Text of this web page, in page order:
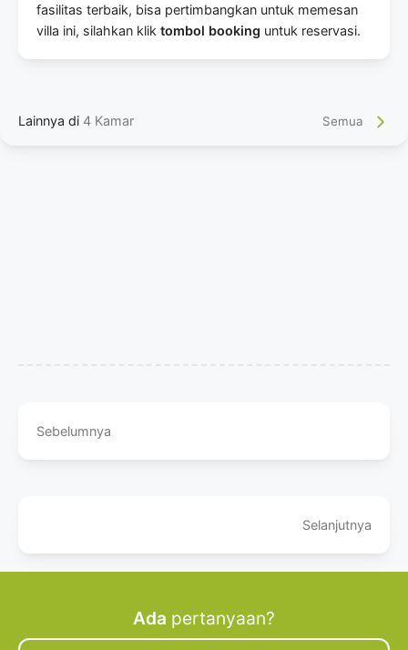
fasilitas terbaik, bisa pertimbangkan untuk memesan
villa ini, silahkan klik tombol booking untuk reservasi.
Lainnya di 4 Kamar Semua
Sebelumnya
Selanjutnya
Ada pertanyaan?